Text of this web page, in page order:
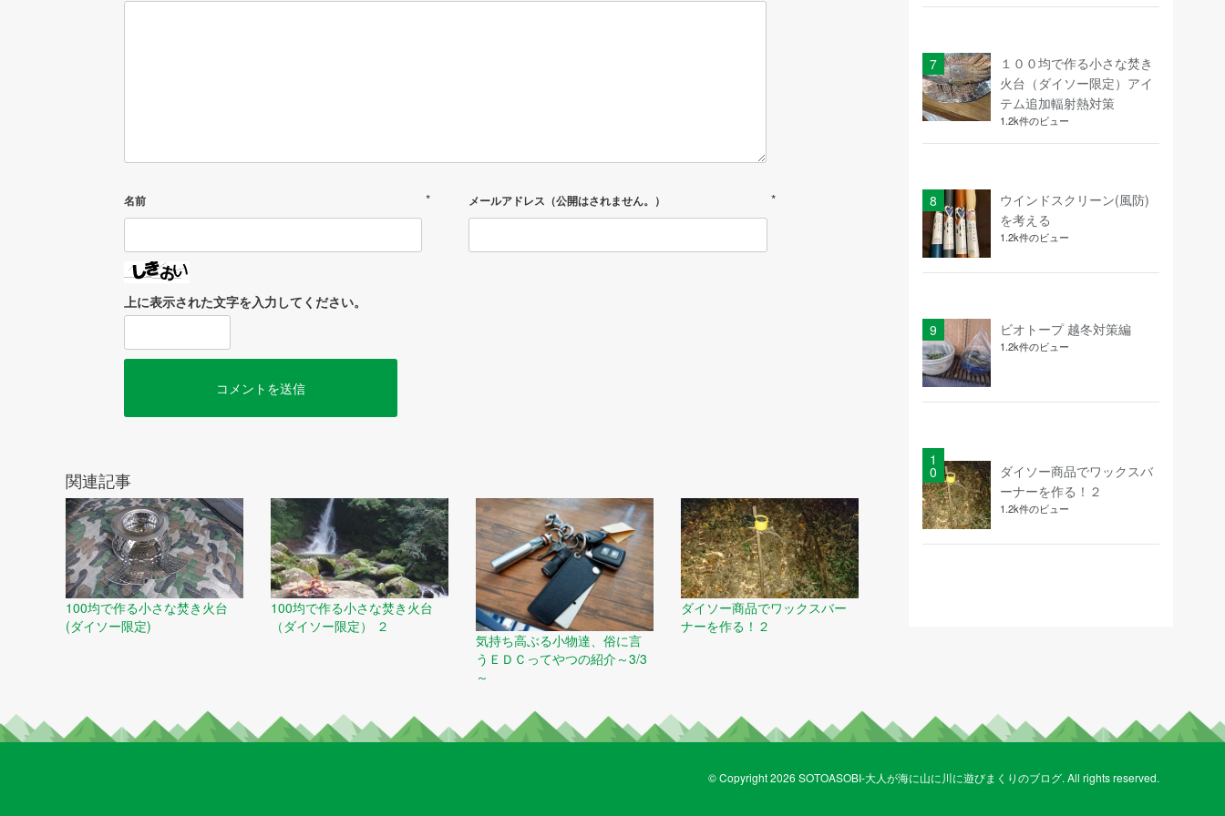
名前 * メールアドレス（公開はされません。） *
上に表示された文字を入力してください。
関連記事
100均で作る小さな焚き火台
(ダイソー限定)
100均で作る小さな焚き火台
（ダイソー限定） ２
気持ち高ぶる小物達、俗に言
うＥＤＣってやつの紹介～3/3
～
ダイソー商品でワックスバー
ナーを作る！２
１００均で作る小さな焚き
火台（ダイソー限定）アイ
テム追加輻射熱対策
1.2k件のビュー
ウインドスクリーン(風防)
を考える
1.2k件のビュー
ビオトープ 越冬対策編
1.2k件のビュー
ダイソー商品でワックスバ
ーナーを作る！２
1.2k件のビュー
© Copyright 2026 SOTOASOBI-大人が海に山に川に遊びまくりのブログ. All rights reserved.